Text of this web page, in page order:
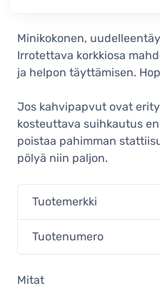
Minikokonen,
Irrotettava korkkiosa
ja helpon täyttämisen.
Jos kahvipapvut ovat
kosteuttava suihkautus
poistaa pahimman
pölyä niin paljon.
Tuotemerkki
Tuotenumero
Mitat